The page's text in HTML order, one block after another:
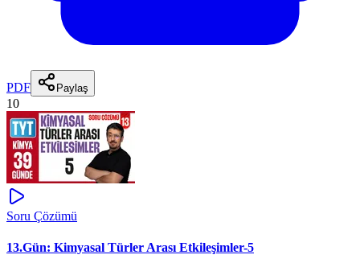
PDF Paylaş
10
Soru Çözümü
13.Gün: Kimyasal Türler Arası Etkileşimler-5